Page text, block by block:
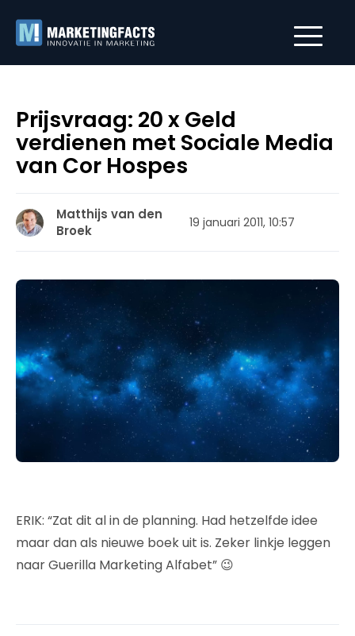
Prijsvraag: 20 x Geld
verdienen met Sociale Media
van Cor Hospes
Matthijs van den
Broek
19 januari 2011, 10:57
ERIK: “Zat dit al in de planning. Had hetzelfde idee
maar dan als nieuwe boek uit is. Zeker linkje leggen
naar Guerilla Marketing Alfabet” 😉